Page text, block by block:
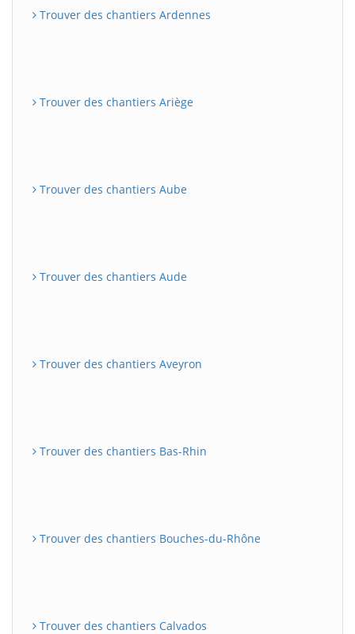
Trouver des chantiers Ardennes
Trouver des chantiers Ariège
Trouver des chantiers Aube
Trouver des chantiers Aude
Trouver des chantiers Aveyron
Trouver des chantiers Bas-Rhin
Trouver des chantiers Bouches-du-Rhône
Trouver des chantiers Calvados